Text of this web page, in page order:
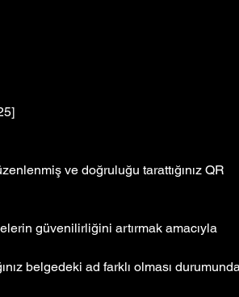
ve doğruluğu tarattığınız QR
güvenilirliğini artırmak amacıyla
belgedeki ad farklı olması